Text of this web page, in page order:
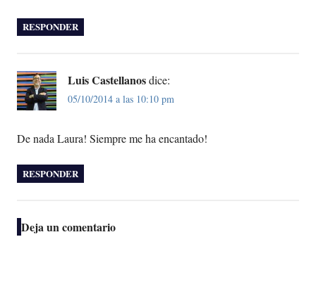
RESPONDER
Luis Castellanosdice:
05/10/2014 a las 10:10 pm
De nada Laura! Siempre me ha encantado!
RESPONDER
Deja un comentario